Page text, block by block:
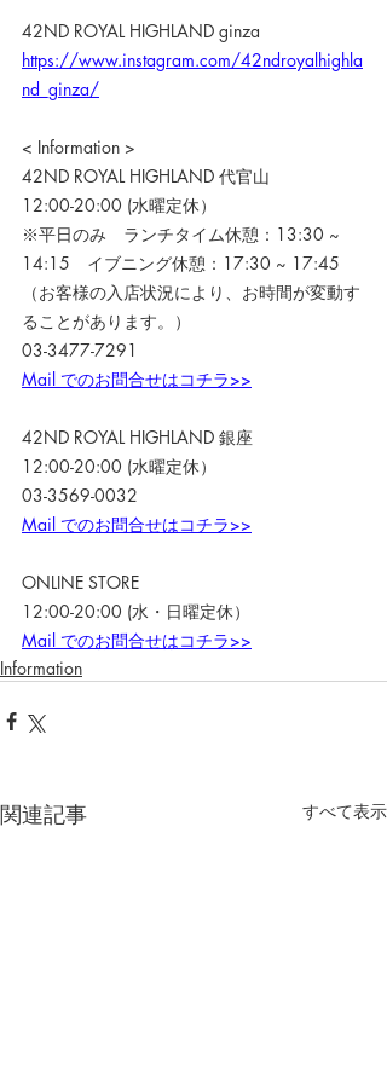
42ND ROYAL HIGHLAND ginza
https://www.instagram.com/42ndroyalhighla
nd_ginza/
< Information >
42ND ROYAL HIGHLAND 代官山
12:00-20:00 (水曜定休）
※平日のみ　ランチタイム休憩：13:30 ~
14:15　イブニング休憩：17:30 ~ 17:45
（お客様の入店状況により、お時間が変動す
ることがあります。）
03-3477-7291
Mail でのお問合せはコチラ>>
42ND ROYAL HIGHLAND 銀座
12:00-20:00 (水曜定休）
03-3569-0032
Mail でのお問合せはコチラ>>
ONLINE STORE
12:00-20:00 (水・日曜定休）
Mail でのお問合せはコチラ>>
Information
関連記事 すべて表示